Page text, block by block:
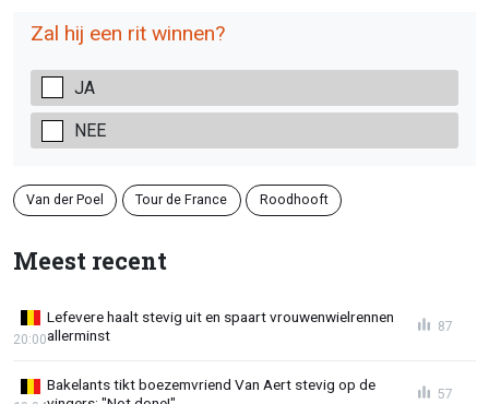
Zal hij een rit winnen?
JA
NEE
Van der Poel Tour de France Roodhooft
Meest recent
Lefevere haalt stevig uit en spaart vrouwenwielrennen
allerminst
20:00
87
Bakelants tikt boezemvriend Van Aert stevig op de
57